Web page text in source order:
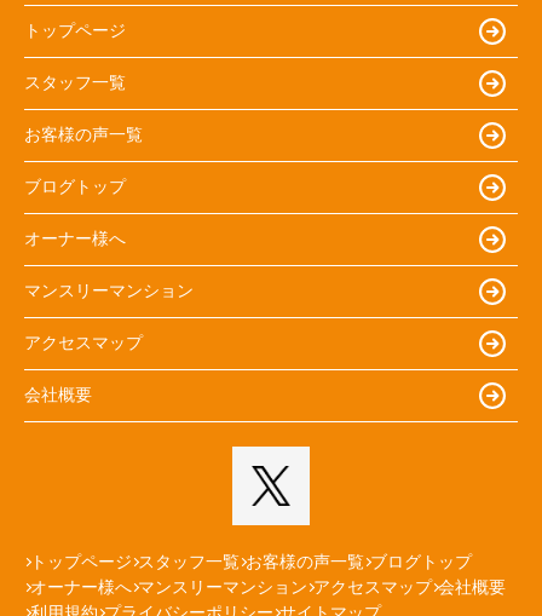
トップページ
スタッフ一覧
お客様の声一覧
ブログトップ
オーナー様へ
マンスリーマンション
アクセスマップ
会社概要
トップページ スタッフ一覧 お客様の声一覧 ブログトップ
オーナー様へ マンスリーマンション アクセスマップ 会社概要
利用規約 プライバシーポリシー サイトマップ